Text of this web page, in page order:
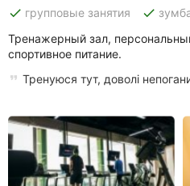
done групповые занятия done
Тренажерный зал,
спортивное питание.
Тренуюся тут, доволі